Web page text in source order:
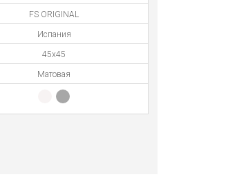
FS ORIGINAL
Испания
45x45
Матовая